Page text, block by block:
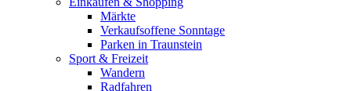
Märkte
Verkaufsoffene Sonntage
Parken in Traunstein
Sport & Freizeit
Wandern
Radfahren